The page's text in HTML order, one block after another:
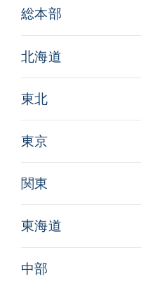
総本部
北海道
東北
東京
関東
東海道
中部